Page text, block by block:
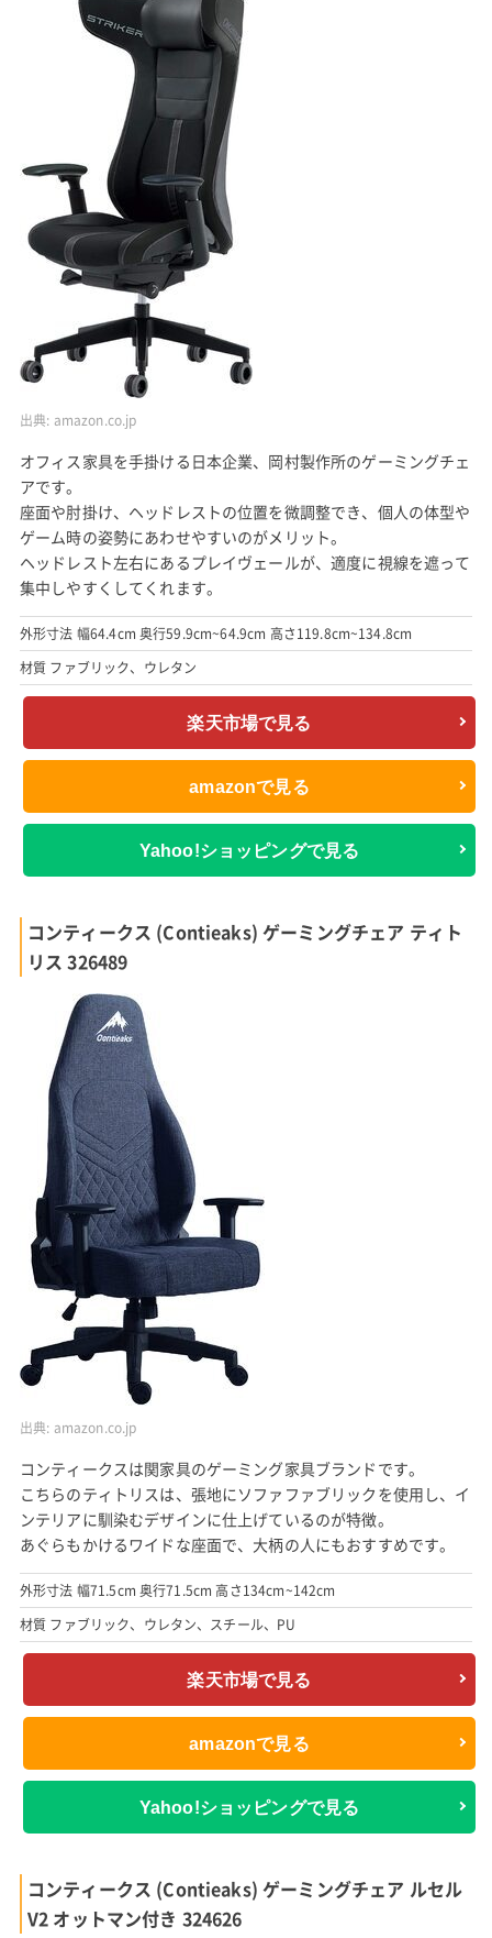
出典: amazon.co.jp
オフィス家具を手掛ける日本企業、岡村製作所のゲーミングチェ
アです。
座面や肘掛け、ヘッドレストの位置を微調整でき、個人の体型や
ゲーム時の姿勢にあわせやすいのがメリット。
ヘッドレスト左右にあるプレイヴェールが、適度に視線を遮って
集中しやすくしてくれます。
外形寸法 幅64.4cm 奥行59.9cm~64.9cm 高さ119.8cm~134.8cm
材質 ファブリック、ウレタン
楽天市場で見る
amazonで見る
Yahoo!ショッピングで見る
コンティークス (Contieaks) ゲーミングチェア ティト
リス 326489
出典: amazon.co.jp
コンティークスは関家具のゲーミング家具ブランドです。
こちらのティトリスは、張地にソファファブリックを使用し、イ
ンテリアに馴染むデザインに仕上げているのが特徴。
あぐらもかけるワイドな座面で、大柄の人にもおすすめです。
外形寸法 幅71.5cm 奥行71.5cm 高さ134cm~142cm
材質 ファブリック、ウレタン、スチール、PU
楽天市場で見る
amazonで見る
Yahoo!ショッピングで見る
コンティークス (Contieaks) ゲーミングチェア ルセル
V2 オットマン付き 324626